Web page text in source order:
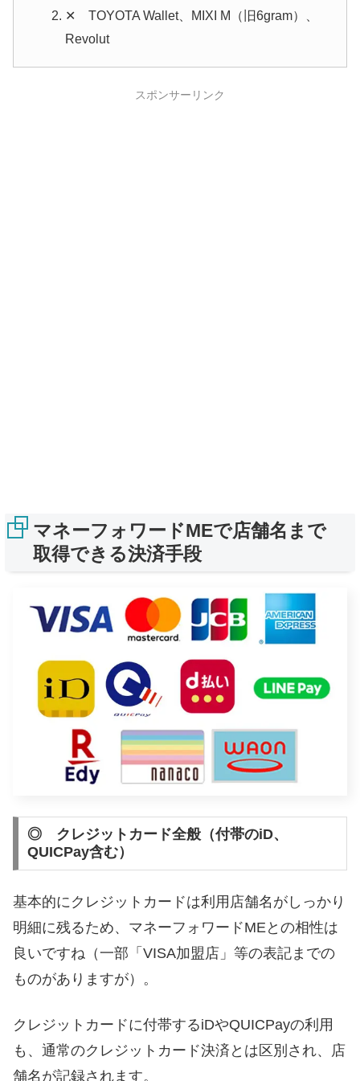
✕ TOYOTA Wallet、MIXI M（旧6gram）、
Revolut
スポンサーリンク
マネーフォワードMEで店舗名まで
取得できる決済手段
◎ クレジットカード全般（付帯のiD、
QUICPay含む）
基本的にクレジットカードは利用店舗名がしっかり
明細に残るため、マネーフォワードMEとの相性は
良いですね（一部「VISA加盟店」等の表記までの
ものがありますが）。
クレジットカードに付帯するiDやQUICPayの利用
も、通常のクレジットカード決済とは区別され、店
舗名が記録されます。